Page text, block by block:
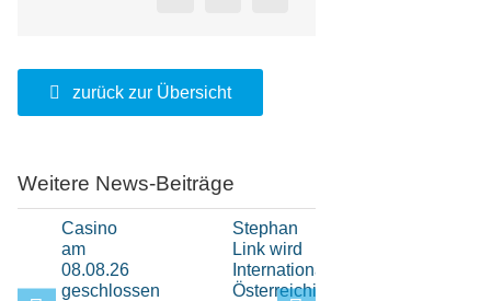
zurück zur Übersicht
Weitere News-Beiträge
Casino
am
08.08.26
geschlossen
Stephan
Link wird
Internationaler
Österreichischer